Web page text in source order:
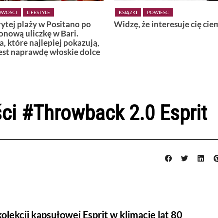
KSIĄŻKI POWIEŚĆ
Widzę, że interesuje cię ciemność
KSIĄŻKI
Wiedźmy z Vardø
#Throwback 2.0 Esprit
kapsułowej Esprit w klimacie lat 80